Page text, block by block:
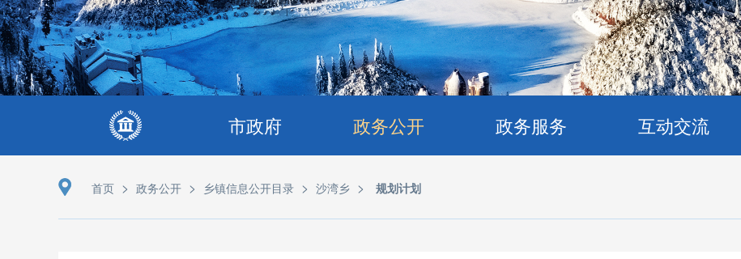
市政府 政务公开 政务服务 互动交流
首页 > 政务公开 > 乡镇信息公开目录 > 沙湾乡 > 规划计划